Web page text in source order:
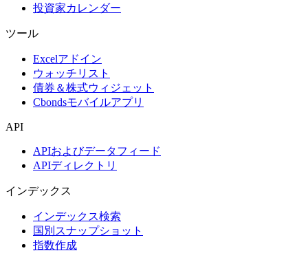
投資家カレンダー
ツール
Excelアドイン
ウォッチリスト
債券＆株式ウィジェット
Cbondsモバイルアプリ
API
APIおよびデータフィード
APIディレクトリ
インデックス
インデックス検索
国別スナップショット
指数作成